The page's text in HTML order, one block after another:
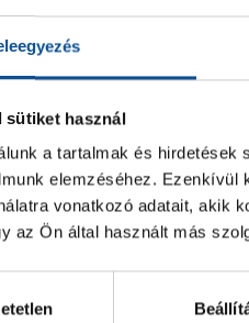
sütiket használ
a tartalmak és
elemzéséhez.
vonatkozó adatait, akik
az Ön által használt más